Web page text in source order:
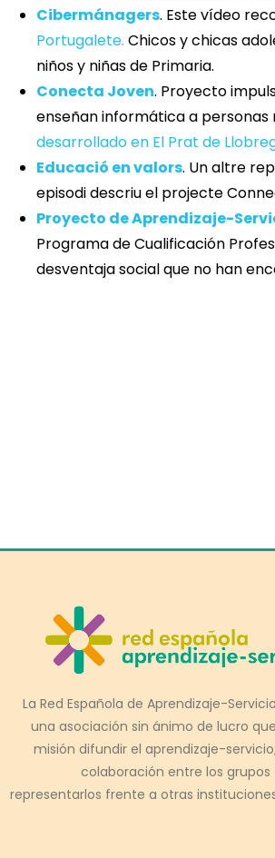
Cibermánagers. Este vídeo
Portugalete. Chicos y chicas
niños y niñas de Primaria.
Conecta Joven. Proyecto
enseñan informática a
desarrollado en El Prat de
Educació en valors. Un altre
episodi descriu el projecte
Proyecto de Aprendizaje-
Programa de Cualificación
desventaja social que no han
La Red Española de Aprendizaje-
una asociación sin ánimo de lucro
misión difundir el aprendizaje-
colaboración entre los
representarlos frente a otras